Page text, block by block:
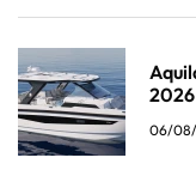
2026
06/08/